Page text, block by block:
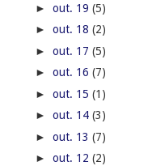
► out. 19 (5)
► out. 18 (2)
► out. 17 (5)
► out. 16 (7)
► out. 15 (1)
► out. 14 (3)
► out. 13 (7)
► out. 12 (2)